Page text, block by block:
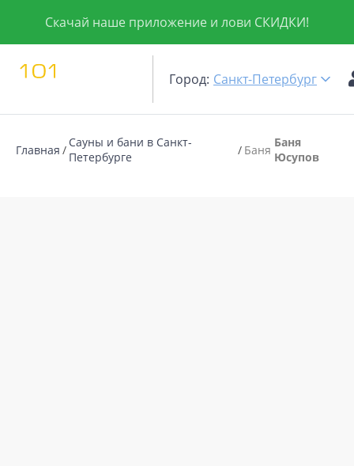
Скачай наше приложение и лови СКИДКИ!
Город: Санкт-Петербург
Главная
Сауны и бани в Санкт-
Петербурге
Баня Баня
Юсупов